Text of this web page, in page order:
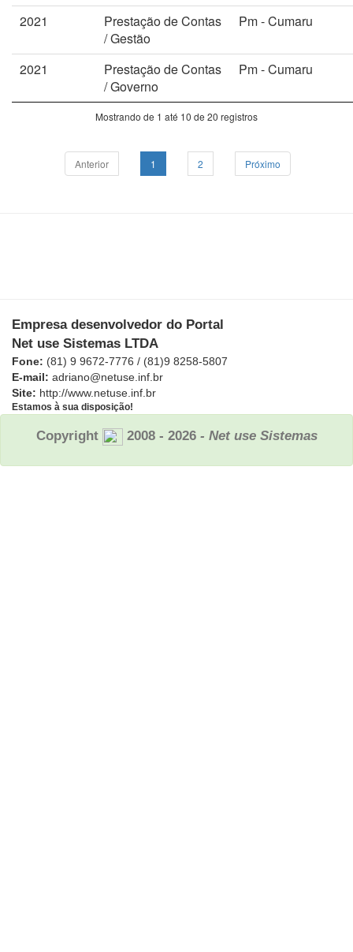
2021
Prestação de Contas
/ Gestão
Pm - Cumaru
2021
Prestação de Contas
/ Governo
Pm - Cumaru
Mostrando de 1 até 10 de 20 registros
Anterior 1 2 Próximo
Empresa desenvolvedor do Portal
Net use Sistemas LTDA
Fone: (81) 9 9672-7776 / (81)9 8258-5807
E-mail: adriano@netuse.inf.br
Site: http://www.netuse.inf.br
Estamos à sua disposição!
Copyright 2008 - 2026 - Net use Sistemas